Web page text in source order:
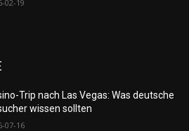
02-19
Trip nach Las Vegas: Was deutsche
wissen sollten
07-16